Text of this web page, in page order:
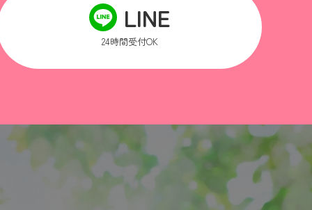
LINE
24時間受付OK